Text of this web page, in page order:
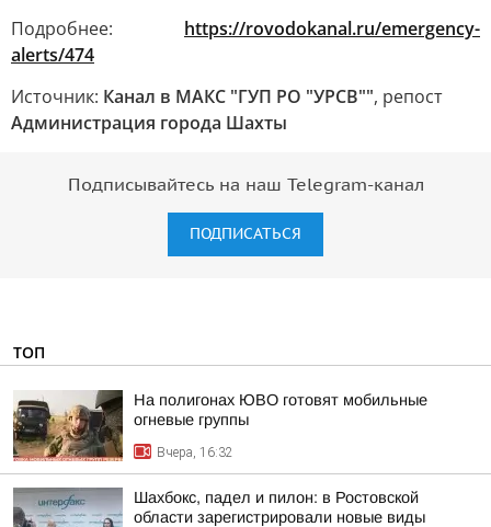
Подробнее: https://rovodokanal.ru/emergency-
alerts/474
Источник: Канал в МАКС "ГУП РО "УРСВ"", репост
Администрация города Шахты
Подписывайтесь на наш Telegram-канал
ПОДПИСАТЬСЯ
ТОП
На полигонах ЮВО готовят мобильные
огневые группы
Вчера, 16:32
Шахбокс, падел и пилон: в Ростовской
области зарегистрировали новые виды